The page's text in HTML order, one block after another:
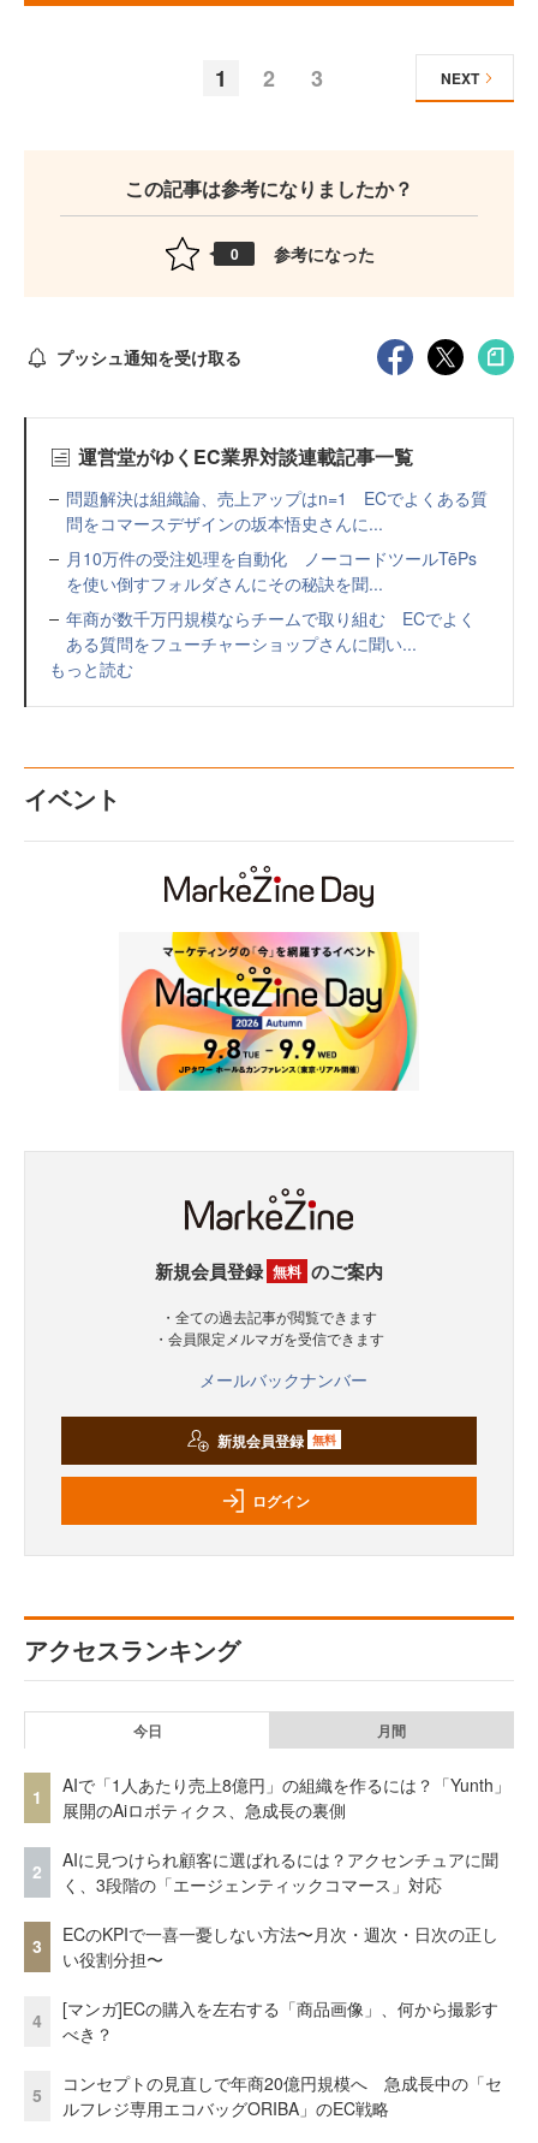
1 2 3 NEXT
この記事は参考になりましたか？
0 参考になった
プッシュ通知を受け取る
運営堂がゆくEC業界対談連載記事一覧
問題解決は組織論、売上アップはn=1 ECでよくある質
問をコマースデザインの坂本悟史さんに...
月10万件の受注処理を自動化 ノーコードツールTēPs
を使い倒すフォルダさんにその秘訣を聞...
年商が数千万円規模ならチームで取り組む ECでよく
ある質問をフューチャーショップさんに聞い...
もっと読む
イベント
新規会員登録 無料 のご案内
・全ての過去記事が閲覧できます
・会員限定メルマガを受信できます
メールバックナンバー
新規会員登録 無料
ログイン
アクセスランキング
今日 月間
1
AIで「1人あたり売上8億円」の組織を作るには？「Yunth」
展開のAiロボティクス、急成長の裏側
2
AIに見つけられ顧客に選ばれるには？アクセンチュアに聞
く、3段階の「エージェンティックコマース」対応
3
ECのKPIで一喜一憂しない方法〜月次・週次・日次の正し
い役割分担〜
4
[マンガ]ECの購入を左右する「商品画像」、何から撮影す
べき？
5
コンセプトの見直しで年商20億円規模へ 急成長中の「セ
ルフレジ専用エコバッグORIBA」のEC戦略